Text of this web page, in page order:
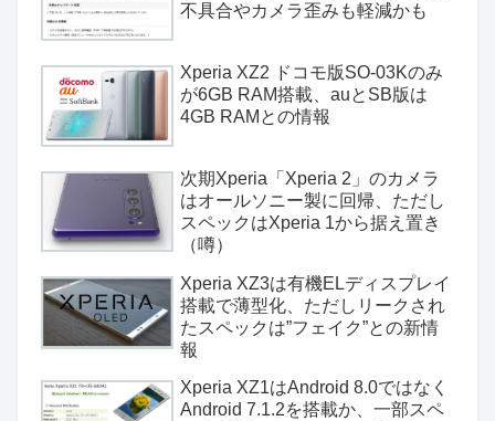
不具合やカメラ歪みも軽減かも
Xperia XZ2 ドコモ版SO-03Kのみ
が6GB RAM搭載、auとSB版は
4GB RAMとの情報
次期Xperia「Xperia 2」のカメラ
はオールソニー製に回帰、ただし
スペックはXperia 1から据え置き
（噂）
Xperia XZ3は有機ELディスプレイ
搭載で薄型化、ただしリークされ
たスペックは”フェイク”との新情
報
Xperia XZ1はAndroid 8.0ではなく
Android 7.1.2を搭載か、一部スペ